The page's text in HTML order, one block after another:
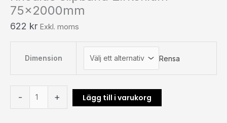
75x2000mm
622 kr Exkl. moms
Dimension Rensa
- + Lägg till i varukorg